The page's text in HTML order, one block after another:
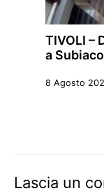
TIVOLI –
a
8 Agosto
Lascia un